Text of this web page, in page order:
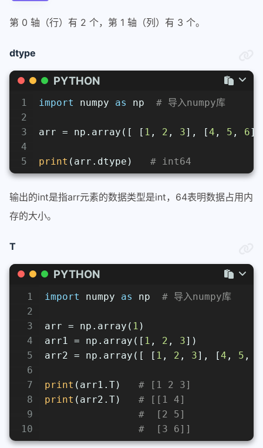
第 0 轴（行）有 2 个，第 1 轴（列）有 3 个。
dtype
PYTHON
1
2
3
4
5
import numpy as np # 导入numpy库
arr = np.array([ [ 1 , 2 , 3], [4 , 5 , 6]
print (arr.dtype) # int64
输出的int是指arr元素的数据类型是int，64表明数据占用内
存的大小。
T
PYTHON
1
2
3
4
5
6
7
8
9
10
import numpy as np # 导入numpy库
arr = np.array( 1 )
arr1 = np.array([ 1 , 2 , 3])
arr2 = np.array([ [ 1 , 2 , 3], [4 , 5 ,
print (arr1.T) # [1 2 3]
print (arr2.T) # [[1 4]
#  [2 5]
#  [3 6]]